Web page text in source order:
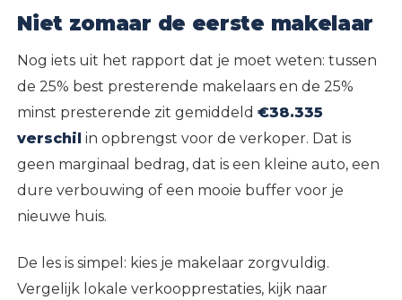
Niet zomaar de eerste makelaar
Nog iets uit het rapport dat je moet weten: tussen
de 25% best presterende makelaars en de 25%
minst presterende zit gemiddeld€38.335
verschil in opbrengst voor de verkoper. Dat is
geen marginaal bedrag, dat is een kleine auto, een
dure verbouwing of een mooie buffer voor je
nieuwe huis.
De les is simpel: kies je makelaar zorgvuldig.
Vergelijk lokale verkoopprestaties, kijk naar